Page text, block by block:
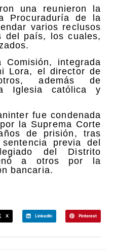
una reunieron la
Procuraduría de la
varios reclusos
del país, los cuales,
integrada
Lora, el director de
además de
Iglesia católica y
fue condenada
la Suprema Corte
de prisión, tras
previa del
del Distrito
a otros por la
bancaria.
X LinkedIn Pinterest